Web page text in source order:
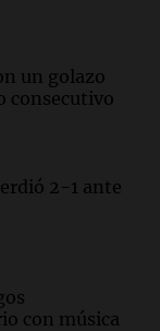
un golazo
consecutivo
2-1 ante
con música